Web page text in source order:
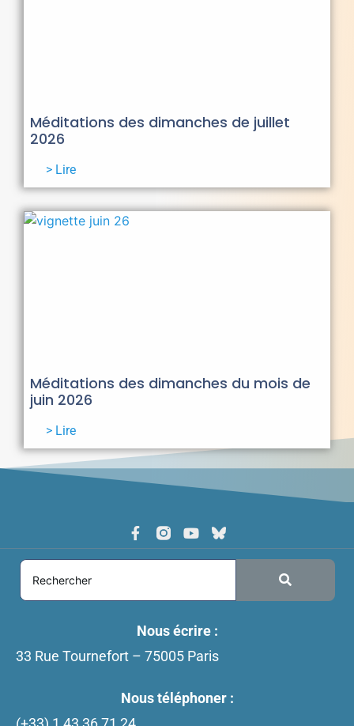
Méditations des dimanches de juillet
2026
> Lire
Méditations des dimanches du mois de
juin 2026
> Lire
Nous écrire :
33 Rue Tournefort – 75005 Paris
Nous téléphoner :